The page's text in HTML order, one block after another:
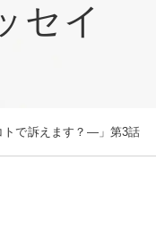
セイ
トで訴えます？―」第3話